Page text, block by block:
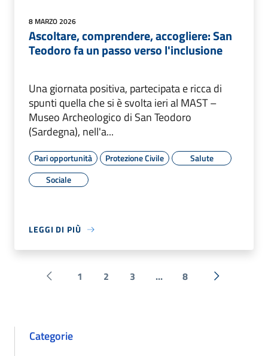
8 MARZO 2026
Ascoltare, comprendere, accogliere: San
Teodoro fa un passo verso l'inclusione
Una giornata positiva, partecipata e ricca di
spunti quella che si è svolta ieri al MAST –
Museo Archeologico di San Teodoro
(Sardegna), nell'a...
Pari opportunità Protezione Civile
Salute
Sociale
LEGGI DI PIÙ
Pagina precedente
1 2 3 ... 8 Successiva
Categorie